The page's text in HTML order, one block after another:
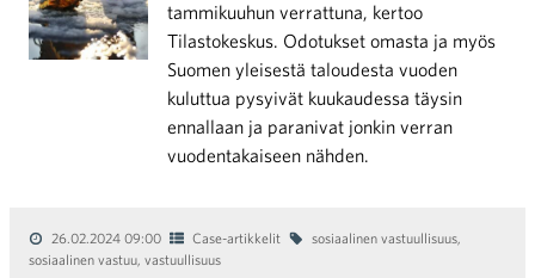
tammikuuhun verrattuna, kertoo
Tilastokeskus. Odotukset omasta ja myös
Suomen yleisestä taloudesta vuoden
kuluttua pysyivät kuukaudessa täysin
ennallaan ja paranivat jonkin verran
vuodentakaiseen nähden.
26.02.2024 09:00 Case-artikkelit sosiaalinen vastuullisuus,
sosiaalinen vastuu, vastuullisuus